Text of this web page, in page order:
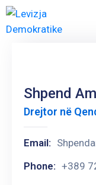
NESH
INFORMACIONE
Shpend
Drejtor në
Email:
Phone: +389